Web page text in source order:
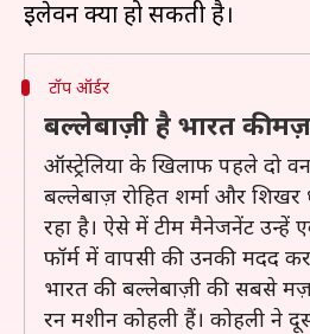
टॉप ऑर्डर
बल्लेबाज़ी है भारत की
ऑस्ट्रेलिया के खिलाफ पहले दो
बल्लेबाज़ रोहित शर्मा और
रहा है। ऐसे में टीम मैनेजनेंट उन्हें
फॉर्म में वापसी की उनकी मदद
भारत की बल्लेबाज़ी की सबसे
रन मशीन कोहली हैं। कोहली ने